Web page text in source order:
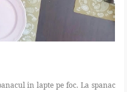
in lapte pe foc. La spanac